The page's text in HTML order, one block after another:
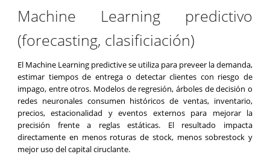
Machine Learning predictivo
(forecasting, clasificiación)
El Machine Learning predictive se utiliza para preveer la demanda,
estimar tiempos de entrega o detectar clientes con riesgo de
impago, entre otros. Modelos de regresión, árboles de decisión o
redes neuronales consumen históricos de ventas, inventario,
precios, estacionalidad y eventos externos para mejorar la
precisión frente a reglas estáticas. El resultado impacta
directamente en menos roturas de stock, menos sobrestock y
mejor uso del capital ciruclante.